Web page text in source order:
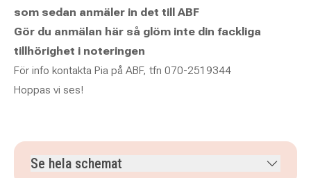
som sedan anmäler in det till ABF
Gör du anmälan här så glöm inte din fackliga
tillhörighet i noteringen
För info kontakta Pia på ABF, tfn 070-2519344
Hoppas vi ses!
Se hela schemat